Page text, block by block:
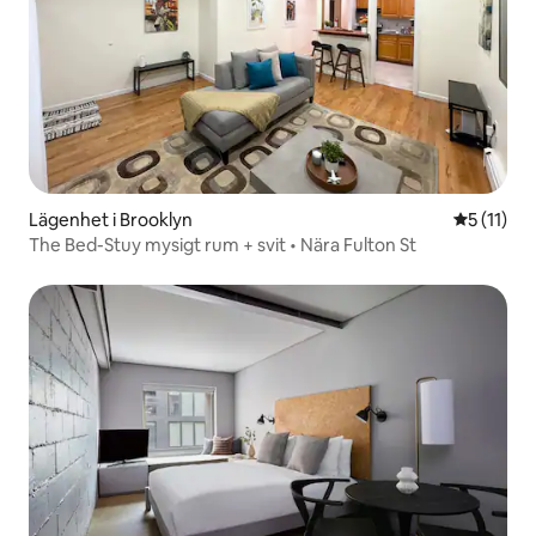
Lägenhet i Brooklyn 5 av 5 i
5 (11)
The Bed-Stuy mysigt rum + svit • Nära Fulton St